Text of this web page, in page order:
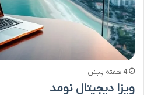
4 هفته پیش
ویزا دیجیتال نومد